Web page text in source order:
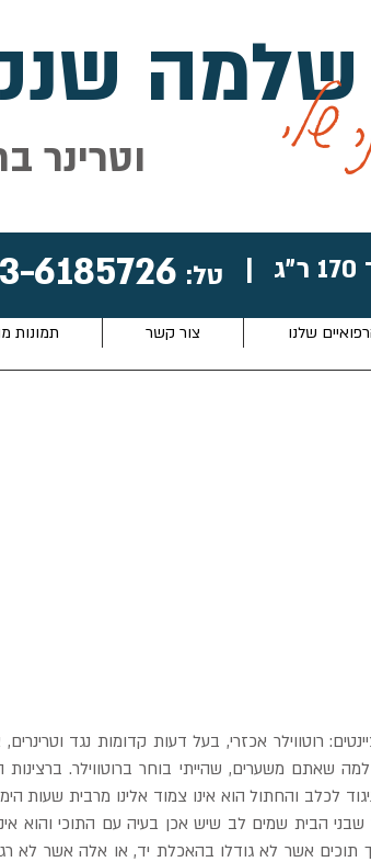
טל: 6185726 |
וטרינר
שלמה
שלי
שלנו צור קשר תמונות